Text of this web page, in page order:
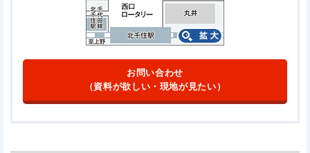
お問い合わせ
（資料が欲しい・現地が見たい）